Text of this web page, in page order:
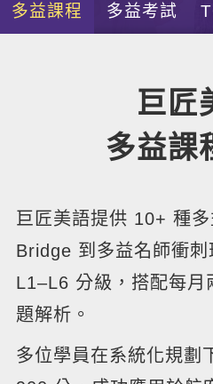
英文課程總表
IELTS 雅思課程
GEPT 全民英檢課程
TOEFL 托福課程
自然發音
開口溜英文
旅遊英文
特色課程
主題課程
英語俱樂部
ECAM
線上真人
日語
韓語
更多
一對一家教
多益秒學堂
影音學英文
英文能力測驗
學員故事
學員讚出來
活動花絮
校園贊助
企業服務
多益課程 多益考試
巨匠
多益課
巨匠美語提供 10+ 種
Bridge 到多益名師衝
L1–L6 分級，搭配每月
題解析。
多位學員在系統化規劃